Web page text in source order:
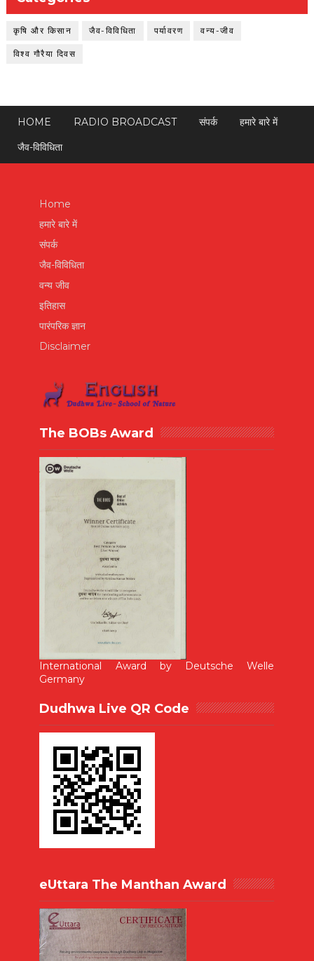
कृषि और किसान जैव-विविधिता पर्यावरण वन्य-जीव
विश्व गौरैया दिवस
HOME RADIO BROADCAST संपर्क
हमारे बारे में
जैव-विविधिता
Home
हमारे बारे में
संपर्क
जैव-विविधिता
वन्य जीव
इतिहास
पारंपरिक ज्ञान
Disclaimer
The BOBs Award
International Award by Deutsche Welle
Germany
Dudhwa Live QR Code
eUttara The Manthan Award